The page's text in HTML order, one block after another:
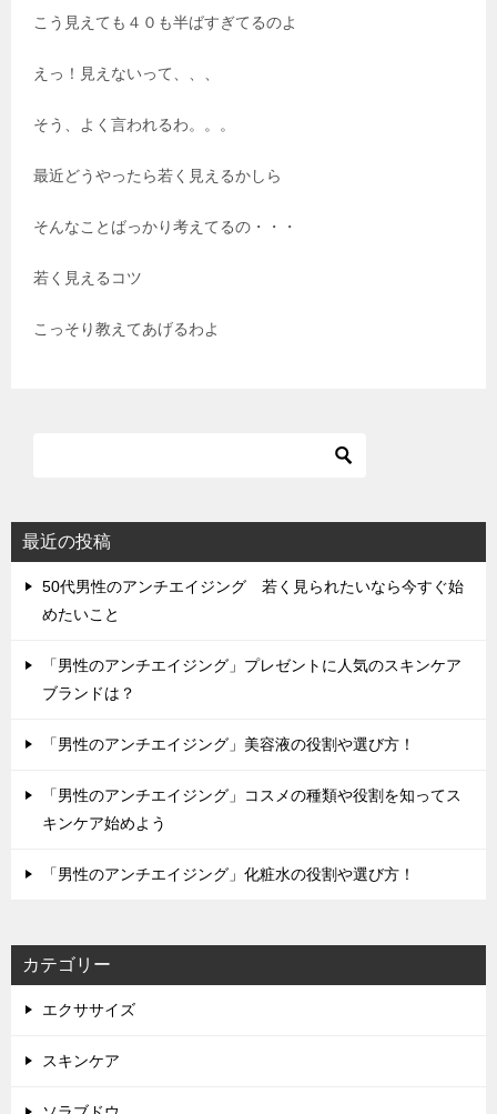
こう見えても４０も半ばすぎてるのよ
えっ！見えないって、、、
そう、よく言われるわ。。。
最近どうやったら若く見えるかしら
そんなことばっかり考えてるの・・・
若く見えるコツ
こっそり教えてあげるわよ
最近の投稿
50代男性のアンチエイジング 若く見られたいなら今すぐ始
めたいこと
「男性のアンチエイジング」プレゼントに人気のスキンケア
ブランドは？
「男性のアンチエイジング」美容液の役割や選び方！
「男性のアンチエイジング」コスメの種類や役割を知ってス
キンケア始めよう
「男性のアンチエイジング」化粧水の役割や選び方！
カテゴリー
エクササイズ
スキンケア